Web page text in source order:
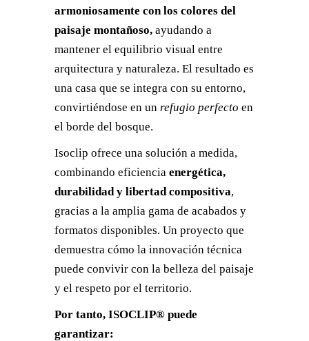
armoniosamente con los colores del
paisaje montañoso, ayudando a
mantener el equilibrio visual entre
arquitectura y naturaleza. El resultado es
una casa que se integra con su entorno,
convirtiéndose en un refugio perfecto en
el borde del bosque.
Isoclip ofrece una solución a medida,
combinando eficiencia energética,
durabilidad y libertad compositiva,
gracias a la amplia gama de acabados y
formatos disponibles. Un proyecto que
demuestra cómo la innovación técnica
puede convivir con la belleza del paisaje
y el respeto por el territorio.
Por tanto, ISOCLIP® puede
garantizar: